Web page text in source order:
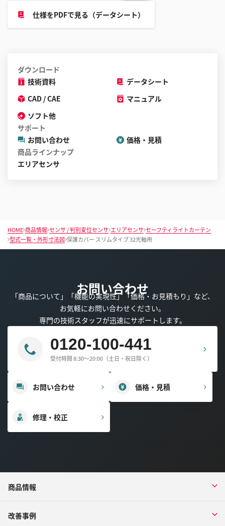
仕様をPDFで見る（データシート）
ダウンロード
技術資料
データシート
CAD / CAE
マニュアル
ソフト他
サポート
お問い合わせ
価格・見積
商品ラインナップ
エリアセンサ
HOME 商品情報 センサ / 判別変位センサ エリアセンサ セーフティライトカーテン
型式一覧・外形寸法図 保護カバー スリムタイプ 32光軸用
お問い合わせ
「商品について」「機能の実現性」「価格・お見積もり」など、
お気軽にお問い合わせください。
専門の技術スタッフが迅速にサポートします。
0120-100-441
受付時間 8:30～20:00（土日・祝日除く）
お問い合わせ 価格・見積
修理・校正
商品情報
改善事例